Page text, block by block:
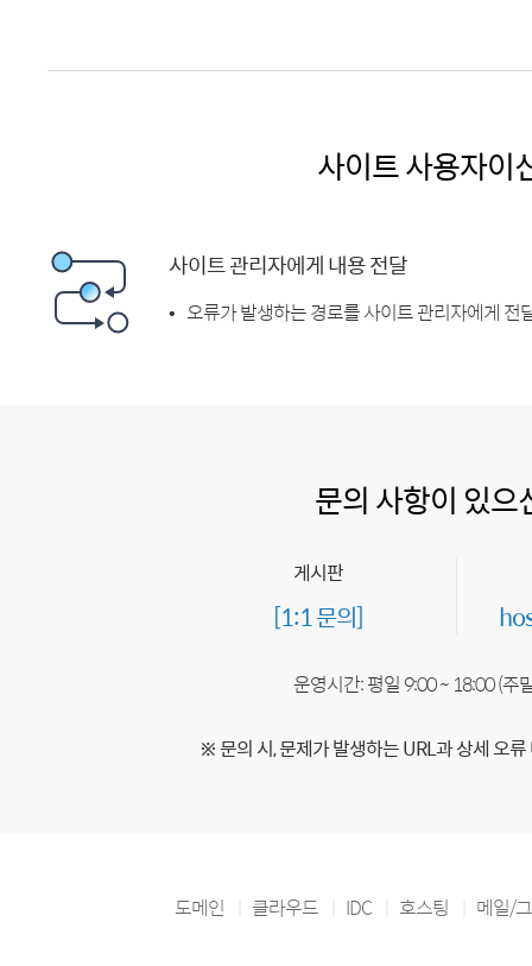
사이트 사용자이
사이트 관리자에게 내용 전달
오류가 발생하는 경로를 사이트 관리자에게 전
문의 사항이 있으
게시판
[1:1 문의]
운영시간: 평일 9:00 ~ 18:00 (주
※ 문의 시, 문제가 발생하는 URL과 상세 오
도메인 클라우드 IDC 호스팅 메일/